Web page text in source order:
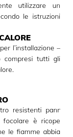
utilizzare un
le istruzioni
l’installazione –
compresi tutti gli
resistenti pannelli
focolare è ricoperta
le fiamme abbiano